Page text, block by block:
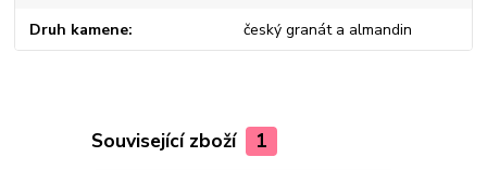
Druh kamene český granát a almandin
Související zboží 1